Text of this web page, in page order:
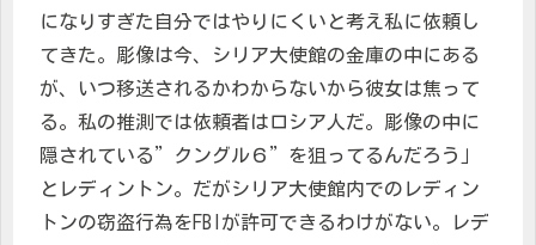
になりすぎた自分ではやりにくいと考え私に依頼し
てきた。彫像は今、シリア大使館の金庫の中にある
が、いつ移送されるかわからないから彼女は焦って
る。私の推測では依頼者はロシア人だ。彫像の中に
隠されている”クングル６”を狙ってるんだろう」
とレディントン。だがシリア大使館内でのレディン
トンの窃盗行為をFBIが許可できるわけがない。レデ